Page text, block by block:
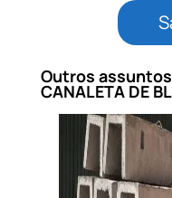
Outros
CANALETA DE